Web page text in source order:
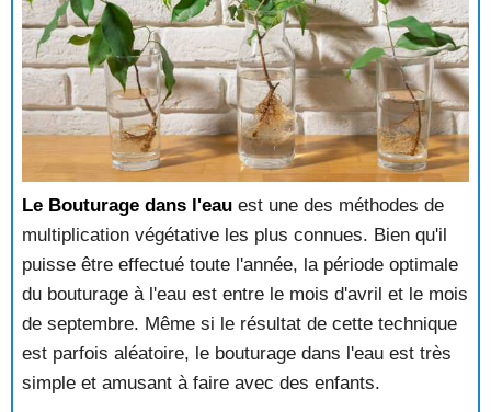
Le Bouturage dans l'eau est une des méthodes de
multiplication végétative les plus connues. Bien qu'il
puisse être effectué toute l'année, la période optimale
du bouturage à l'eau est entre le mois d'avril et le mois
de septembre. Même si le résultat de cette technique
est parfois aléatoire, le bouturage dans l'eau est très
simple et amusant à faire avec des enfants.